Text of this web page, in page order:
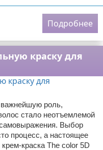
Подробнее
краску для
важнейшую роль,
стало неотъемлемой
Выбор
процесс, а настоящее
краска The color 5D